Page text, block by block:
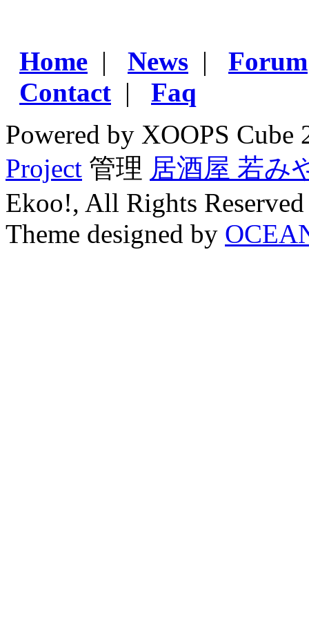
Home | News | Forum
Contact | Faq
Powered by XOOPS
Project 管理 居酒屋 若み
Ekoo!, All Rights Reserved
Theme designed by